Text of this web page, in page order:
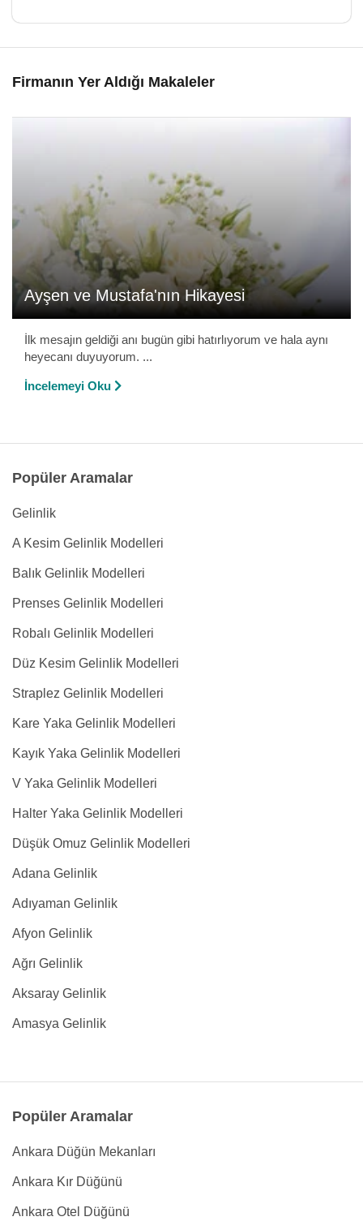
Firmanın Yer Aldığı Makaleler
Ayşen ve Mustafa'nın Hikayesi
İlk mesajın geldiği anı bugün gibi hatırlıyorum ve hala aynı
heyecanı duyuyorum. ...
İncelemeyi Oku
Popüler Aramalar
Gelinlik
A Kesim Gelinlik Modelleri
Balık Gelinlik Modelleri
Prenses Gelinlik Modelleri
Robalı Gelinlik Modelleri
Düz Kesim Gelinlik Modelleri
Straplez Gelinlik Modelleri
Kare Yaka Gelinlik Modelleri
Kayık Yaka Gelinlik Modelleri
V Yaka Gelinlik Modelleri
Halter Yaka Gelinlik Modelleri
Düşük Omuz Gelinlik Modelleri
Adana Gelinlik
Adıyaman Gelinlik
Afyon Gelinlik
Ağrı Gelinlik
Aksaray Gelinlik
Amasya Gelinlik
Popüler Aramalar
Ankara Düğün Mekanları
Ankara Kır Düğünü
Ankara Otel Düğünü